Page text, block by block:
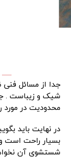
جدا از مسائل
شیک و زیباست .
محدودیت در مورد
در نهایت باید
بسیار راحت است
شستشوی آن